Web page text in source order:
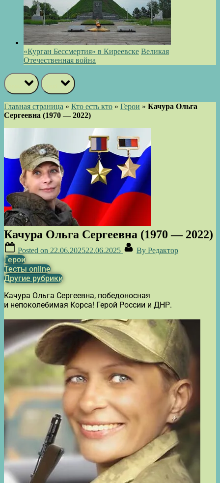
«Курган Бессмертия» в Киреевске Великая
Отечественная война
Главная страница » Кто есть кто » Герои » Качура Ольга
Сергеевна (1970 — 2022)
Качура Ольга Сергеевна (1970 — 2022)
Posted on 22.06.202522.06.2025 By Редактор
Герои
Тесты online
Другие рубрики
Качура Ольга Сергеевна, победоносная
и непоколебимая Корса! Герой России и ДНР.